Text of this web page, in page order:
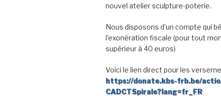
nouvel atelier sculpture-poterie.
Nous disposons d’un compte qui
l’exonération fiscale (pour tout
supérieur à 40 euros)
Voici le lien direct pour les
https://donate.kbs-frb.be/
CADCTSpirale?lang=fr_FR